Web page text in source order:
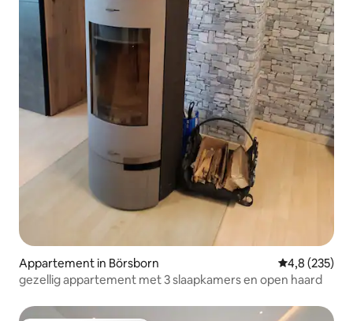
Appartement in Börsborn Gemiddelde
4,8 (235)
gezellig appartement met 3 slaapkamers en open haard